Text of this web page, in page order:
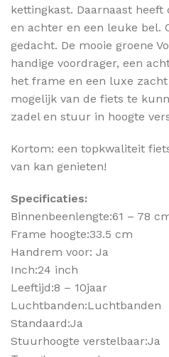
kettingkast. Daarnaast
en achter en een leuke bel.
gedacht. De mooie groene
handige voordrager, een
het frame en een luxe
mogelijk van de fiets te
zadel en stuur in hoogte
Kortom: een topkwaliteit
van kan genieten!
Specificaties:
Binnenbeenlengte:61 – 78
Frame hoogte:33.5 cm
Handrem voor: Ja
Inch:24 inch
Leeftijd:8 – 10jaar
Luchtbanden:Luchtbanden
Standaard:Ja
Stuurhoogte verstelbaar:Ja